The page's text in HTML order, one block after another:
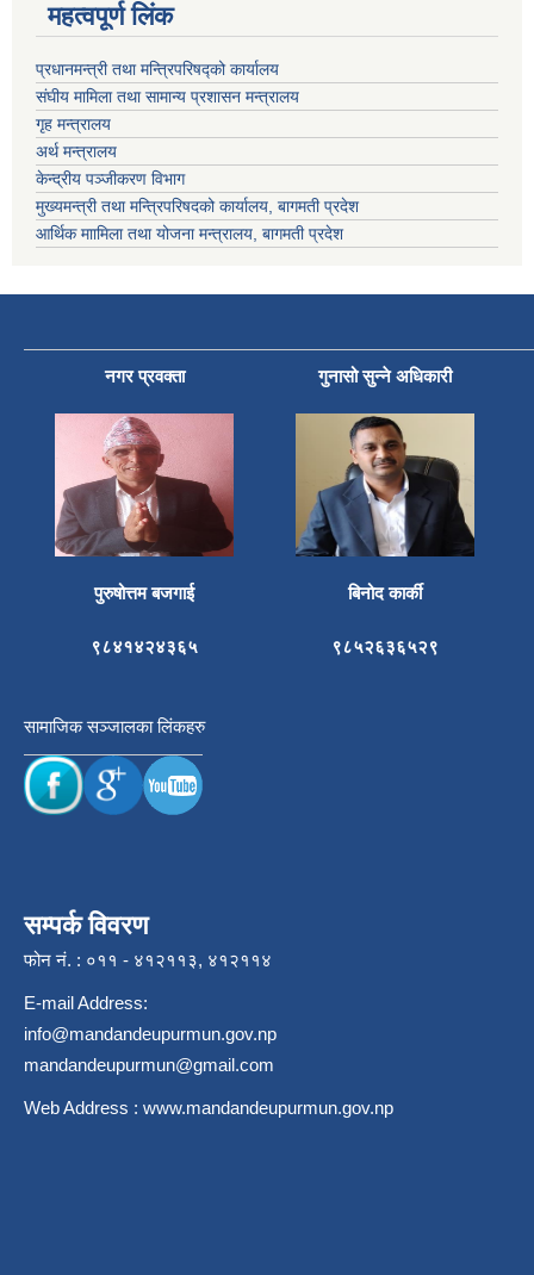
महत्वपूर्ण लिंक
प्रधानमन्त्री तथा मन्त्रिपरिषद्को कार्यालय
संघीय मामिला तथा सामान्य प्रशासन मन्त्रालय
गृह मन्त्रालय
अर्थ मन्त्रालय
केन्द्रीय पञ्जीकरण विभाग
मुख्यमन्त्री तथा मन्त्रिपरिषदको कार्यालय, बागमती प्रदेश
आर्थिक माामिला तथा योजना मन्त्रालय, बागमती प्रदेश
नगर प्रवक्ता गुनासो सुन्ने अधिकारी
पुरुषोत्तम बजगाई बिनोद कार्की
९८४१४२४३६५ ९८५२६३६५२९
सामाजिक सञ्जालका लिंकहरु
सम्पर्क विवरण
फोन नं. : ०११ - ४१२११३, ४१२११४
E-mail Address:
info@mandandeupurmun.gov.np
mandandeupurmun@gmail.com
Web Address : www.mandandeupurmun.gov.np